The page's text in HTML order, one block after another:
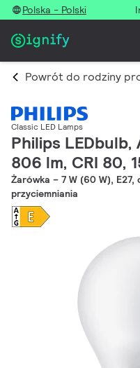
Polska - Polski
Powrót do rodziny
Classic LED Lamps
Philips LEDbulb,
806 lm, CRI 80,
Żarówka – 7 W (60 W), E27,
przyciemniania